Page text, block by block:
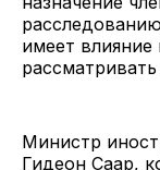
имеет влияние
Министр
Гидеон Саар,